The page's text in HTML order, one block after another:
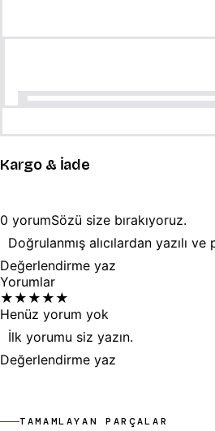
Kargo & İade
0 yorumSözü size bırakıyoruz.
Doğrulanmış alıcılardan yazılı ve
Değerlendirme yaz
Yorumlar
★ ★ ★ ★ ★
Henüz yorum yok
İlk yorumu siz yazın.
Değerlendirme yaz
TAMAMLAYAN PARÇALAR